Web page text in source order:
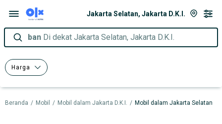
Jakarta Selatan, Jakarta D.K.I.
ban Di dekat Jakarta Selatan, Jakarta D.K.I.
Harga
Beranda / Mobil / Mobil dalam Jakarta D.K.I. / Mobil dalam Jakarta Selatan